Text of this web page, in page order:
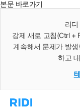
본문 바로가기
리
강제 새로 고침(Ctrl +
계속해서 문제가 발
하고
리